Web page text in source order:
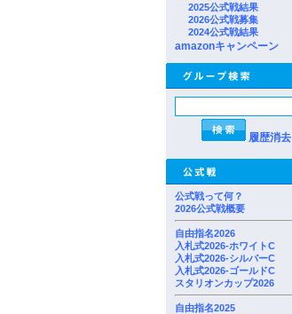
2025公式戦結果
2026公式戦募集
2024公式戦結果
amazonキャンペーン
履歴消去
公式戦って何？
2026公式戦概要
自由指名2026
入札式2026-ホワイトC
入札式2026-シルバーC
入札式2026-ゴールドC
スタリオンカップ2026
自由指名2025